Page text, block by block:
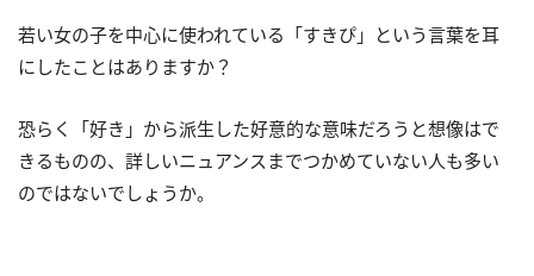
若い女の子を中心に使われている「すきぴ」という言葉を耳
にしたことはありますか？
恐らく「好き」から派生した好意的な意味だろうと想像はで
きるものの、詳しいニュアンスまでつかめていない人も多い
のではないでしょうか。